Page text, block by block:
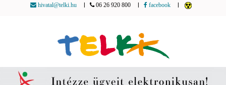
hivatal@telki.hu 06 26 920 800 facebook